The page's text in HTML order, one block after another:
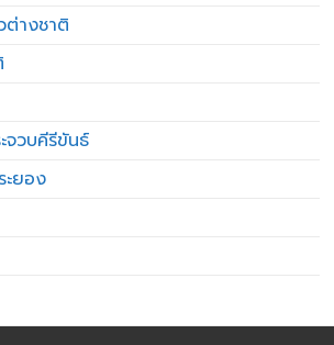
ต่างชาติ
จวบคีรีขันธ์
ะยอง